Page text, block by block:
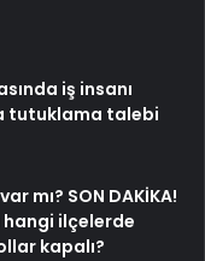
iş insanı
tutuklama talebi
mı? SON DAKİKA!
hangi ilçelerde
kapalı?